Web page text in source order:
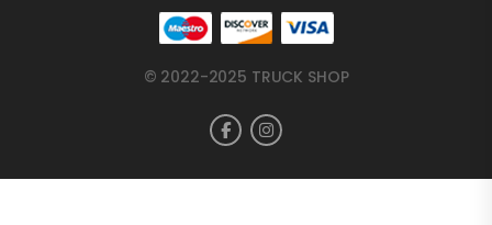
© 2022-2025 TRUCK SHOP